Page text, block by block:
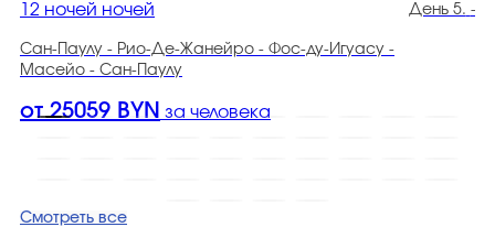
12 ночей ночей
Сан-Паулу - Рио-Де-Жанейро - Фос-ду-Игуасу -
Масейо - Сан-Паулу
от 25059 BYN за человека
День 5. -
Смотреть все